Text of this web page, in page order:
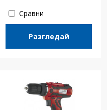
Сравни
Разгледай